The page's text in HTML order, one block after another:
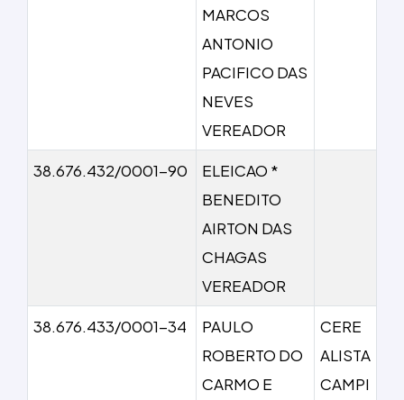
MARCOS
ANTONIO
PACIFICO DAS
NEVES
VEREADOR
38.676.432/0001-90
ELEICAO *
BENEDITO
AIRTON DAS
CHAGAS
VEREADOR
38.676.433/0001-34
PAULO
ROBERTO DO
CARMO E
CERE
ALISTA
CAMPI